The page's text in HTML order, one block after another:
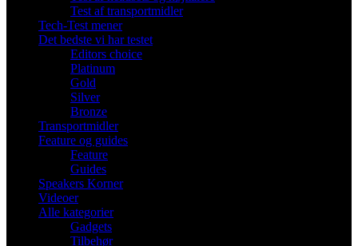
Test af transportmidler
Tech-Test mener
Det bedste vi har testet
Editors choice
Platinum
Gold
Silver
Bronze
Transportmidler
Feature og guides
Feature
Guides
Speakers Korner
Videoer
Alle kategorier
Gadgets
Tilbehør